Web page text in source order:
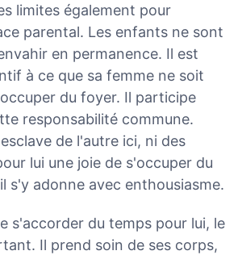
limites également pour
parental. Les enfants ne sont
en permanence. Il est
à ce que sa femme ne soit
du foyer. Il participe
responsabilité commune.
de l'autre ici, ni des
lui une joie de s'occuper du
s'y adonne avec enthousiasme.
s'accorder du temps pour lui, le
Il prend soin de ses corps,